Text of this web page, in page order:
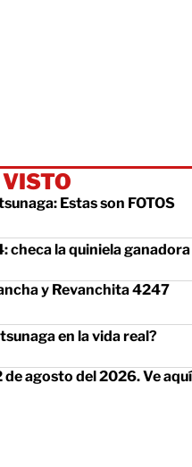
Estas son FOTOS
checa la quiniela ganadora
y Revanchita 4247
en la vida real?
de agosto del 2026. Ve aquí